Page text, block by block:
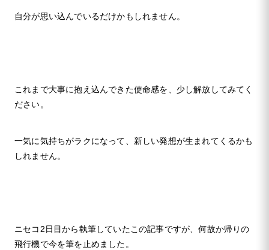
自分が思い込んでいるだけかもしれません。
これまで大事に抱え込んできた使命感を、少し解放してみてく
ださい。
一気に気持ちがラクになって、新しい発想が生まれてくるかも
しれません。
ニセコ2日目から執筆していたこの記事ですが、何故か帰りの
飛行機で今を筆を止めました。